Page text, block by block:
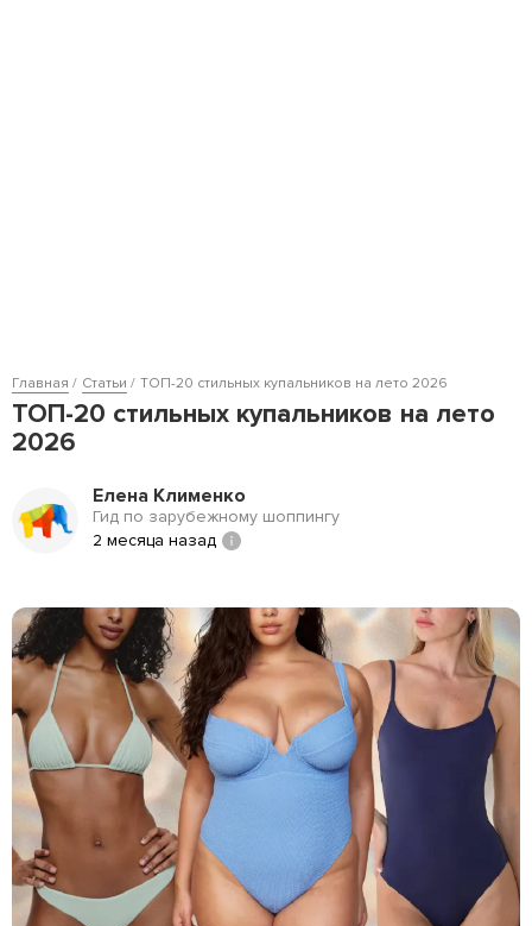
Главная Статьи ТОП-20 стильных купальников на лето 2026
ТОП-20 стильных купальников на лето
2026
Елена Клименко
Гид по зарубежному шоппингу
2 месяца назад